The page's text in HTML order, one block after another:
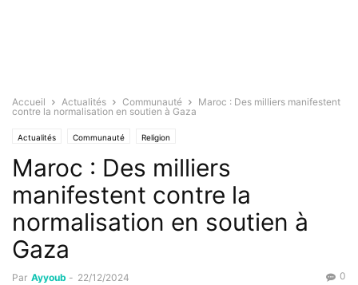
Accueil Actualités Communauté
Maroc : Des milliers manifestent
contre la normalisation en soutien à Gaza
Actualités Communauté Religion
Maroc : Des milliers
manifestent contre la
normalisation en soutien à
Gaza
Par Ayyoub - 22/12/2024 0